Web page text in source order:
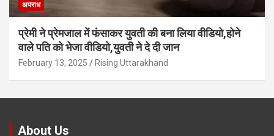
अपराध
प्रेमी ने प्रेमजाल में फंसाकर युवती की बना लिया वीडियो,होने
वाले पत‍ि को भेजा वीड‍ियो,युवती ने दे दी जान
February 13, 2025 Rising Uttarakhand
About Us